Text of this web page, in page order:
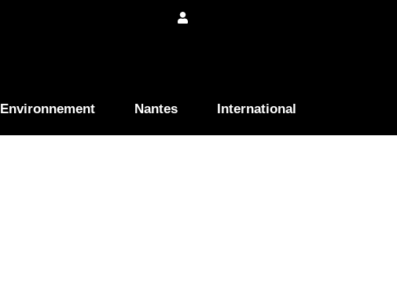
Environnement Nantes International